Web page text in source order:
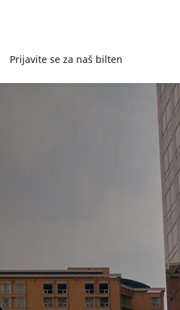
Prijavite se za naš bilten